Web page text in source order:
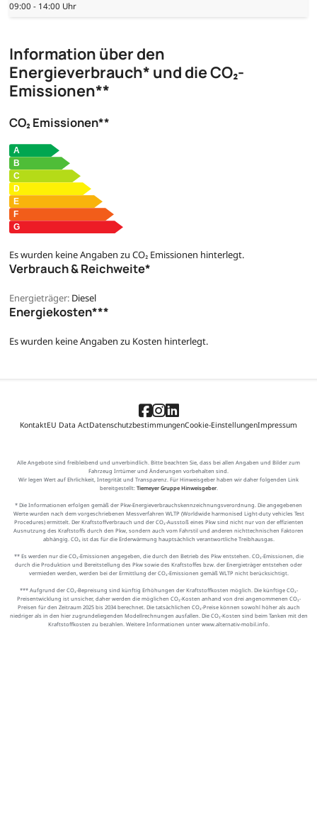
09:00 - 14:00 Uhr
Information über den
Energieverbrauch* und die CO₂-
Emissionen**
CO₂ Emissionen**
Es wurden keine Angaben zu CO₂ Emissionen hinterlegt.
Verbrauch & Reichweite*
Energieträger: Diesel
Energiekosten***
Es wurden keine Angaben zu Kosten hinterlegt.
KontaktEU Data ActDatenschutzbestimmungenCookie-EinstellungenImpressum
Alle Angebote sind freibleibend und unverbindlich. Bitte beachten Sie, dass bei allen Angaben und Bilder zum
Fahrzeug Irrtümer und Änderungen vorbehalten sind.
Wir legen Wert auf Ehrlichkeit, Integrität und Transparenz. Für Hinweisgeber haben wir daher folgenden Link
bereitgestellt: Tiemeyer Gruppe Hinweisgeber.
* Die Informationen erfolgen gemäß der Pkw-Energieverbrauchskennzeichnungsverordnung. Die angegebenen
Werte wurden nach dem vorgeschriebenen Messverfahren WLTP (Worldwide harmonised Light-duty vehicles Test
Procedures) ermittelt. Der Kraftstoffverbrauch und der CO₂-Ausstoß eines Pkw sind nicht nur von der effizienten
Ausnutzung des Kraftstoffs durch den Pkw, sondern auch vom Fahrstil und anderen nichttechnischen Faktoren
abhängig. CO₂ ist das für die Erderwärmung hauptsächlich verantwortliche Treibhausgas.
** Es werden nur die CO₂-Emissionen angegeben, die durch den Betrieb des Pkw entstehen. CO₂-Emissionen, die
durch die Produktion und Bereitstellung des Pkw sowie des Kraftstoffes bzw. der Energieträger entstehen oder
vermieden werden, werden bei der Ermittlung der CO₂-Emissionen gemäß WLTP nicht berücksichtigt.
*** Aufgrund der CO₂-Bepreisung sind künftig Erhöhungen der Kraftstoffkosten möglich. Die künftige CO₂-
Preisentwicklung ist unsicher, daher werden die möglichen CO₂-Kosten anhand von drei angenommenen CO₂-
Preisen für den Zeitraum 2025 bis 2034 berechnet. Die tatsächlichen CO₂-Preise können sowohl höher als auch
niedriger als in den hier zugrundeliegenden Modellrechnungen ausfallen. Die CO₂-Kosten sind beim Tanken mit den
Kraftstoffkosten zu bezahlen. Weitere Informationen unter www.alternativ-mobil.info.